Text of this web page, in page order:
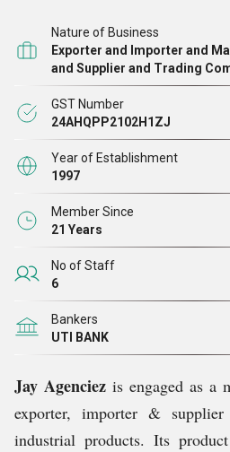
हम मुख्य रूप से औद्योगिक रखरखाव
आयात और निर्यात आपूर्ति में हैं, अर्थात्
उत्पाद, संक्षारण रोकथाम और विशेष
गैर एस्बेस्टोस इंसुलेशन और ग्लैंड पैकिंग,
उद्योग, इस्पात संयंत्र, रासायनिक
तेल और गैस प्रसंस्करण इकाइयों,
उद्योग आदि में उपयोग किए जाते हैं।
Nature of Business
Exporter and Importer and
and Supplier and Trading
GST Number
24AHQPP2102H1ZJ
Year of Establishment
1997
Member Since
21 Years
No of Staff
6
Bankers
UTI BANK
Jay Agenciez is engaged as a
exporter, importer &
industrial products. Its